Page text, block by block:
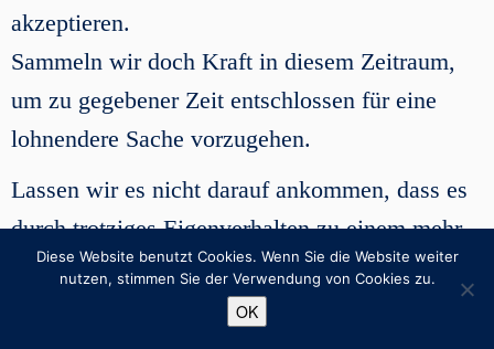
akzeptieren.
Sammeln wir doch Kraft in diesem Zeitraum,
um zu gegebener Zeit entschlossen für eine
lohnendere Sache vorzugehen.
Lassen wir es nicht darauf ankommen, dass es
durch trotziges Eigenverhalten zu einem mehr
an forcierten Beschränkungen kommt, denn
erzwungene Beschränkungen bewirken nicht
Diese Website benutzt Cookies. Wenn Sie die Website weiter
nutzen, stimmen Sie der Verwendung von Cookies zu.
OK